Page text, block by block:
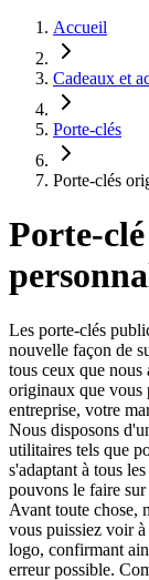
Accueil
Cadeaux et
Porte-clés
Porte-clés
Porte-
Les porte-clés
nouvelle façon de
tous ceux que nous
originaux que vous
entreprise, votre
Nous disposons
utilitaires tels que
s'adaptant à tous
pouvons le faire
Avant toute chose,
vous puissiez voir
logo, confirmant
erreur possible.